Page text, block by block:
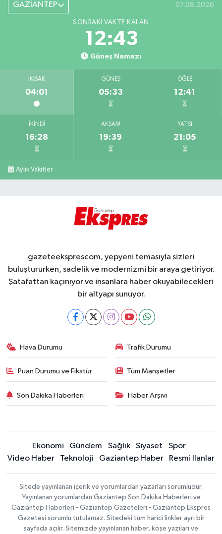
GAZİANTEP 07.08.2026
SONRAKI VAKTE KALAN
12:42
Güneş Namazı
İMSAK
04:01
GÜNEŞ
05:33
ÖĞLE
12:41
İKINDI
16:28
AKŞAM
19:39
YATSI
21:05
Aylık Vakitler
gazeteeksprescom, yepyeni temasıyla sizleri
buluştururken, sadelik ve modernizmi bir araya getiriyor.
Şatafattan kaçınıyor ve insanlara haber okuyabilecekleri
bir altyapı sunuyor.
Hava Durumu Trafik Durumu
Puan Durumu ve Fikstür Tüm Manşetler
Son Dakika Haberleri Haber Arşivi
Ekonomi Gündem Sağlık Siyaset
Spor
Video Haber
Teknoloji Gaziantep Haber Resmi İlanlar
Sitede yayınlanan içerik ve yorumlardan yazarları sorumludur.
Yayınlanan yorumlardan Gaziantep Son Dakika Haberleri ve
Gaziantep Haberleri - Gaziantep Gazeteleri - Gaziantep Ekspres
Gazetesi sorumlu tutulamaz. Sitedeki tüm harici linkler ayrı bir
sayfada açılır. Sitemizde yayınlanan haber, köşe yazıları ve